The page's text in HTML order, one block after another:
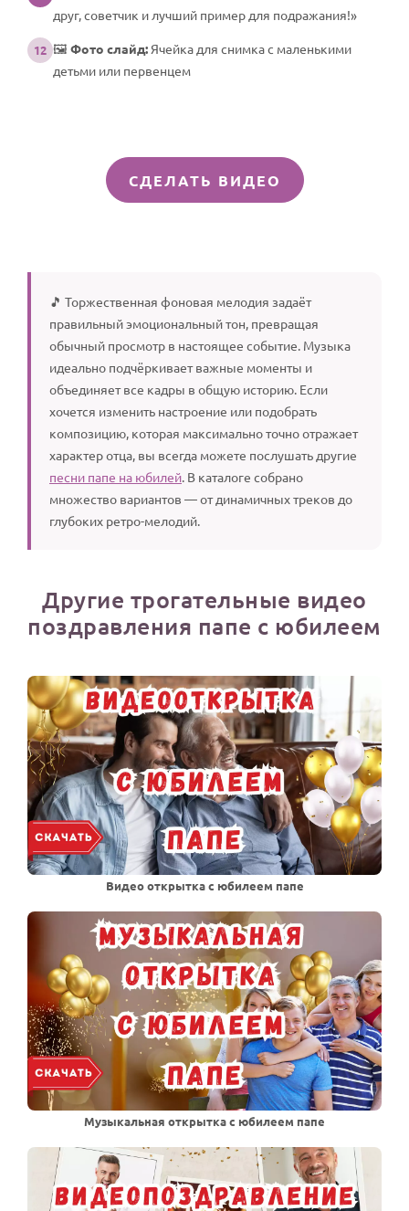
друг, советчик и лучший пример для подражания!»
12 🖼️ Фото слайд: Ячейка для снимка с маленькими
детьми или первенцем
СДЕЛАТЬ ВИДЕО
🎵 Торжественная фоновая мелодия задаёт
правильный эмоциональный тон, превращая
обычный просмотр в настоящее событие. Музыка
идеально подчёркивает важные моменты и
объединяет все кадры в общую историю. Если
хочется изменить настроение или подобрать
композицию, которая максимально точно отражает
характер отца, вы всегда можете послушать другие
песни папе на юбилей. В каталоге собрано
множество вариантов — от динамичных треков до
глубоких ретро-мелодий.
Другие трогательные видео
поздравления папе с юбилеем
Видео открытка с юбилеем папе
Музыкальная открытка с юбилеем папе